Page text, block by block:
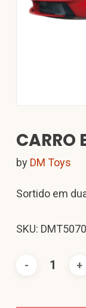
CARRO
by DM Toys
Sortido em
SKU: DMT5070